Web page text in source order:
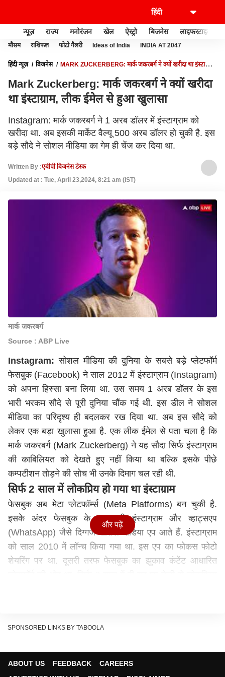
न्यूज़ राज्य मनोरंजन खेल ऐस्ट्रो बिजनेस लाइफस्टाइल
मौसम राशिफल फोटो गैलरी Ideas of India INDIA AT 2047
हिंदी न्यूज़ बिजनेस
MARK ZUCKERBERG: मार्क जकरबर्ग ने क्यों खरीदा था इंस्टाग्राम,
Mark Zuckerberg: मार्क जकरबर्ग ने क्यों खरीदा
था इंस्टाग्राम, लीक ईमेल से हुआ खुलासा
Instagram: मार्क जकरबर्ग ने 1 अरब डॉलर में इंस्टाग्राम को
खरीदा था. अब इसकी मार्केट वैल्यू 500 अरब डॉलर हो चुकी है. इस
बड़े सौदे ने सोशल मीडिया का गेम ही चेंज कर दिया था.
Written By :एबीपी बिजनेस डेस्क
Updated at : Tue, April 23,2024, 8:21 am (IST)
मार्क जकरबर्ग
Source : ABP Live
Instagram:सोशल मीडिया की दुनिया के सबसे बड़े प्लेटफॉर्म
फेसबुक (Facebook) ने साल 2012 में इंस्टाग्राम (Instagram)
को अपना हिस्सा बना लिया था. उस समय 1 अरब डॉलर के इस
भारी भरकम सौदे से पूरी दुनिया चौंक गई थी. इस डील ने सोशल
मीडिया का परिदृश्य ही बदलकर रख दिया था. अब इस सौदे को
लेकर एक बड़ा खुलासा हुआ है. एक लीक ईमेल से पता चला है कि
मार्क जकरबर्ग (Mark Zuckerberg) ने यह सौदा सिर्फ इंस्टाग्राम
की काबिलियत को देखते हुए नहीं किया था बल्कि इसके पीछे
कम्पटीशन तोड़ने की सोच भी उनके दिमाग चल रही थी.
सिर्फ 2 साल में लोकप्रिय हो गया था इंस्टाग्राम
फेसबुक अब मेटा प्लेटफॉर्म्स (Meta Platforms) बन चुकी है.
इसके अंदर फेसबुक के साथ ही इंस्टाग्राम और व्हाट्सएप
(WhatsApp) जैसे दिग्गज सोशल मीडिया एप आते हैं. इंस्टाग्राम
को साल 2010 में लॉन्च किया गया था. इस एप का फोकस फोटो
शेयरिंग पर था. दूसरी तरफ फेसबुक का झुकाव कंटेंट आधारित
इंस्टाग्राम को खरीदने की तैयारी में जुट गए ताकि फेसबुक को कोई
1 अरब डॉलर में फेसबुक ने खरीदा था इंस्टाग्राम
और पढ़ें
SPONSORED LINKS BY TABOOLA
ABOUT US FEEDBACK
CAREERS